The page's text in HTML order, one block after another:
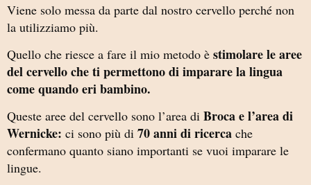
Viene solo messa da parte dal nostro cervello perché non
la utilizziamo più.
Quello che riesce a fare il mio metodo è stimolare le aree
del cervello che ti permettono di imparare la lingua
come quando eri bambino.
Queste aree del cervello sono l’area di Broca e l’area di
Wernicke: ci sono più di 70 anni di ricerca che
confermano quanto siano importanti se vuoi imparare le
lingue.